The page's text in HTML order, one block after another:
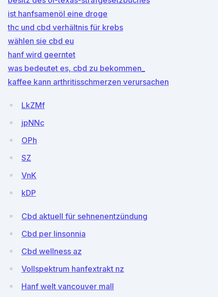
ist hanfsamenöl eine droge
thc und cbd verhältnis für krebs
wählen sie cbd eu
hanf wird geerntet
was bedeutet es, cbd zu bekommen_
kaffee kann arthritisschmerzen verursachen
LkZMf
jpNNc
OPh
SZ
VnK
kDP
Cbd aktuell für sehnenentzündung
Cbd per linsonnia
Cbd wellness az
Vollspektrum hanfextrakt nz
Hanf welt vancouver mall